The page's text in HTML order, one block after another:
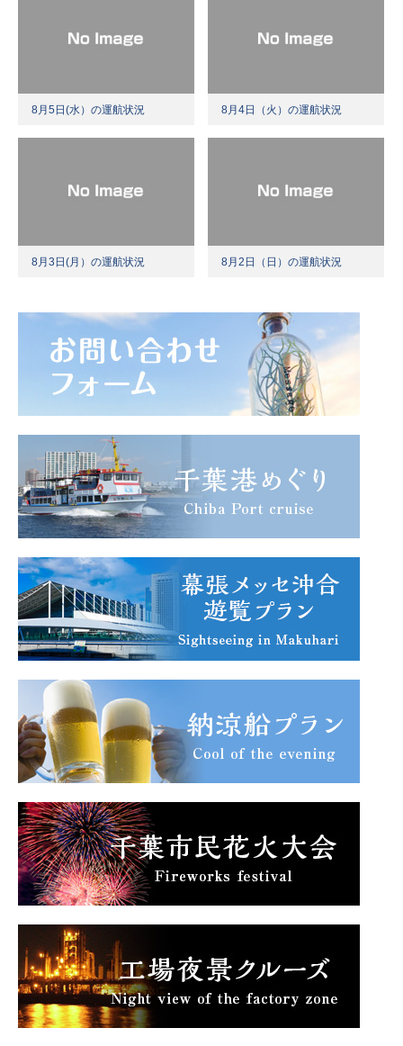
8月5日(水）の運航状況 8月4日（火）の運航状況
8月3日(月）の運航状況 8月2日（日）の運航状況